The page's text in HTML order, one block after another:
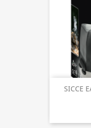
SICCE